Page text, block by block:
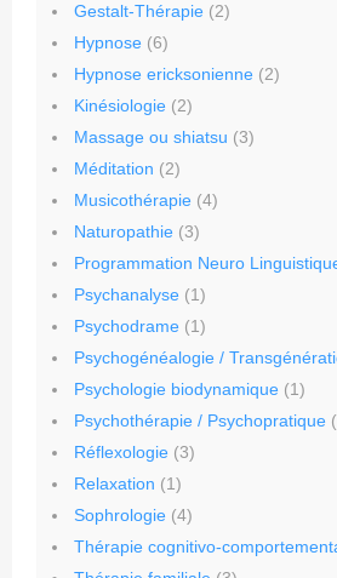
Gestalt-Thérapie (2)
Hypnose (6)
Hypnose ericksonienne (2)
Kinésiologie (2)
Massage ou shiatsu (3)
Méditation (2)
Musicothérapie (4)
Naturopathie (3)
Programmation Neuro
Psychanalyse (1)
Psychodrame (1)
Psychogénéalogie /
Psychologie biodynamique (1)
Psychothérapie / Psychopratique
Réflexologie (3)
Relaxation (1)
Sophrologie (4)
Thérapie cognitivo-